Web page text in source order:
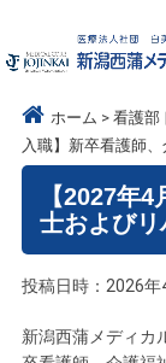
ホーム 看護部
入職】新卒看護師
【2027年
士および
投稿日時：2026年
新潟西蒲メディカ